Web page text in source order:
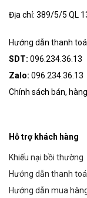
Địa chỉ: 389/5/5 QL
Hướng dẫn thanh
SDT: 096.234.36.13
Zalo: 096.234.36.13
Chính sách bán,
Hỗ trợ khách hàng
Khiếu nại bồi thường
Hướng dẫn thanh
Hướng dẫn mua